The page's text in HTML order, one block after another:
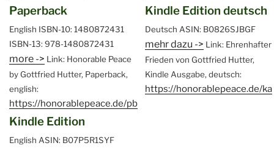
Paperback
English ISBN-10: 1480872431
ISBN-13: 978-1480872431
more -> Link: Honorable Peace
by Gottfried Hutter, Paperback,
english:
https://honorablepeace.de/pb
Kindle Edition
English ASIN: B07P5R1SYF
Kindle Edition deutsch
Deutsch ASIN: B0826SJBGF
mehr dazu -> Link: Ehrenhafter
Frieden von Gottfried Hutter,
Kindle Ausgabe, deutsch:
https://honorablepeace.de/ka